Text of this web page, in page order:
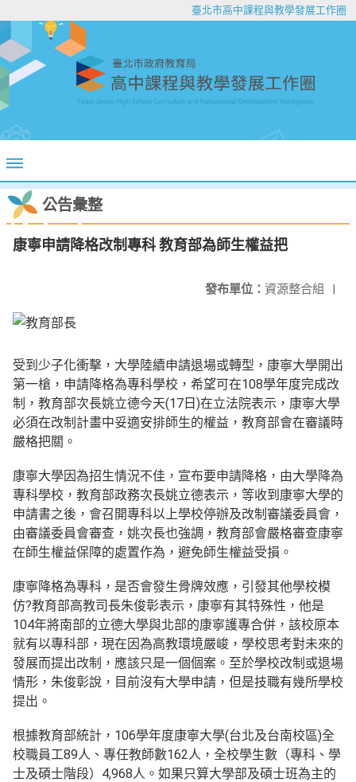
臺北市高中課程與教學發展工作圈
公告彙整
康寧申請降格改制專科 教育部為師生權益把
發布單位： 資源整合組 |
受到少子化衝擊，大學陸續申請退場或轉型，康寧大學開出
第一槍，申請降格為專科學校，希望可在108學年度完成改
制，教育部次長姚立德今天(17日)在立法院表示，康寧大學
必須在改制計畫中妥適安排師生的權益，教育部會在審議時
嚴格把關。
康寧大學因為招生情況不佳，宣布要申請降格，由大學降為
專科學校，教育部政務次長姚立德表示，等收到康寧大學的
申請書之後，會召開專科以上學校停辦及改制審議委員會，
由審議委員會審查，姚次長也強調，教育部會嚴格審查康寧
在師生權益保障的處置作為，避免師生權益受損。
康寧降格為專科，是否會發生骨牌效應，引發其他學校模
仿?教育部高教司長朱俊彰表示，康寧有其特殊性，他是
104年將南部的立德大學與北部的康寧護專合併，該校原本
就有以專科部，現在因為高教環境嚴峻，學校思考對未來的
發展而提出改制，應該只是一個個案。至於學校改制或退場
情形，朱俊彰說，目前沒有大學申請，但是技職有幾所學校
提出。
根據教育部統計，106學年度康寧大學(台北及台南校區)全
校職員工89人、專任教師數162人，全校學生數（專科、學
士及碩士階段）4,968人。如果只算大學部及碩士班為主的